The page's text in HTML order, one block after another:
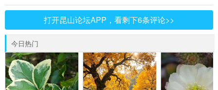
打开昆山论坛APP，看剩下6条评论>>
今日热门